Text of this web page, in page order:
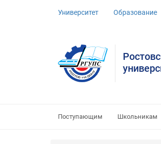
Университет Образование
Поступающим Школьникам